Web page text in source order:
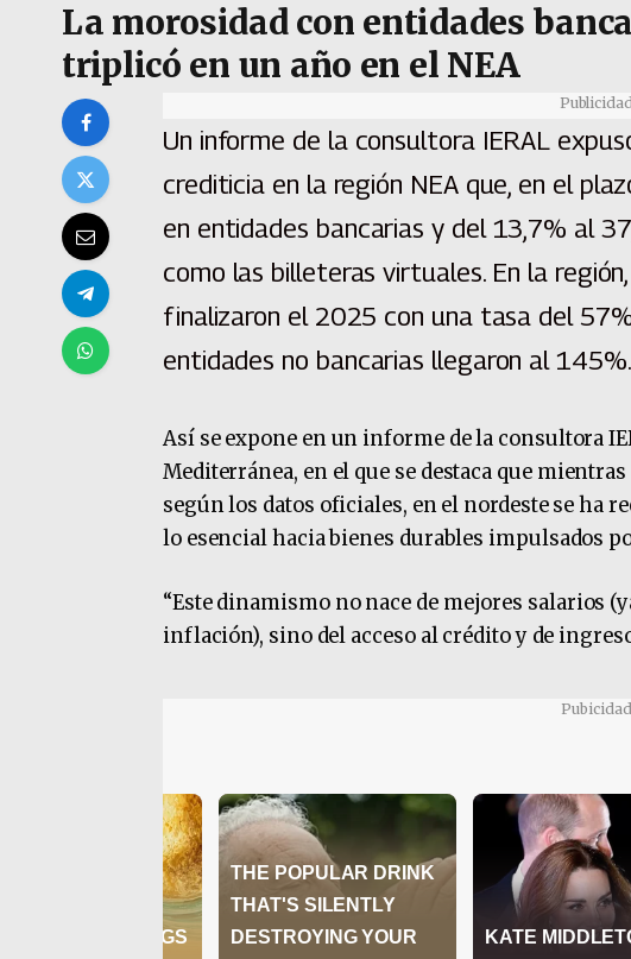
La morosidad con entidades
triplicó en un año en el NEA
Un informe de la consultora IERAL
crediticia en la región NEA que, en el
en entidades bancarias y del 13,7% al
como las billeteras virtuales. En la
finalizaron el 2025 con una tasa del
entidades no bancarias llegaron al 145%.
Así se expone en un informe de la consultora
Mediterránea, en el que se destaca que
según los datos oficiales, en el nordeste se ha
lo esencial hacia bienes durables impulsados
“Este dinamismo no nace de mejores salarios
inflación), sino del acceso al crédito y de
Pubicidad